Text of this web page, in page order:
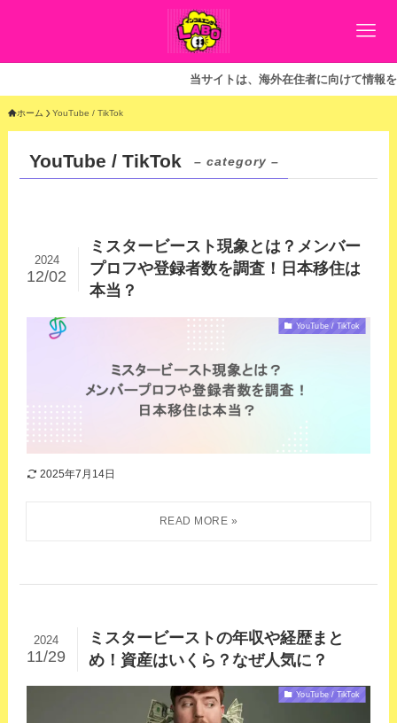
当サイトは、海外在住者に向けて情報を発信
ホーム YouTube / TikTok
YouTube / TikTok – category –
ミスタービースト現象とは？メンバー
プロフや登録者数を調査！日本移住は
本当？
2024
12/02
YouTube / TikTok
2025年7月14日
ミスタービーストの年収や経歴まと
め！資産はいくら？なぜ人気に？
2024
11/29
YouTube / TikTok